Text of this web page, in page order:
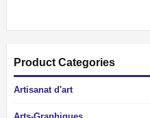
Product Categories
Artisanat d'art